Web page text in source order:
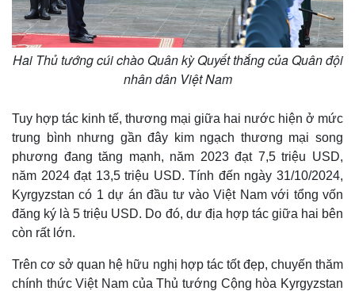
Hai Thủ tướng cúi chào Quân kỳ Quyết thắng của Quân đội
nhân dân Việt Nam
Tuy hợp tác kinh tế, thương mại giữa hai nước hiện ở mức
trung bình nhưng gần đây kim ngạch thương mại song
phương đang tăng mạnh, năm 2023 đạt 7,5 triệu USD,
năm 2024 đạt 13,5 triệu USD. Tính đến ngày 31/10/2024,
Kyrgyzstan có 1 dự án đầu tư vào Việt Nam với tổng vốn
đăng ký là 5 triệu USD. Do đó, dư địa hợp tác giữa hai bên
còn rất lớn.
Trên cơ sở quan hệ hữu nghị hợp tác tốt đẹp, chuyến thăm
chính thức Việt Nam của Thủ tướng Cộng hòa Kyrgyzstan